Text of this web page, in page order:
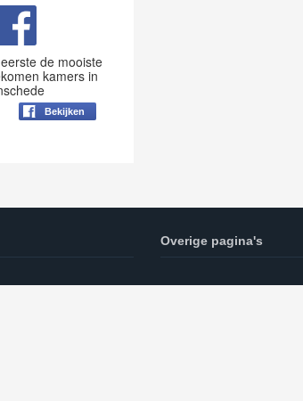
de mooiste
kamers in
Bekijken
Overige pagina's